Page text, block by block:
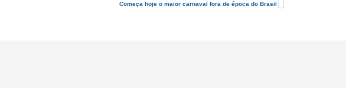
Começa hoje o maior carnaval fora de época do Brasil